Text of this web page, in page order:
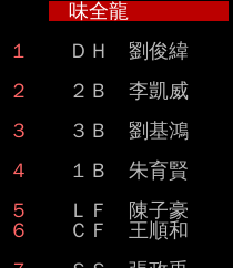
  味全龍
１
    ＤＨ　劉俊緯
２
    ２Ｂ　李凱威
３
    ３Ｂ　劉基鴻
４
    １Ｂ　朱育賢
５
    ＬＦ　陳子豪
６